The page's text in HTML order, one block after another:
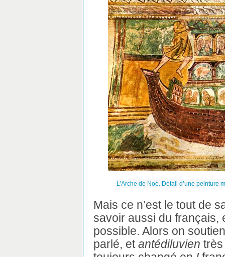
L’Arche de Noé. Détail d’une peinture
Mais ce n’est le tout de
savoir aussi du français,
possible. Alors on
parlé, etantédiluvien très